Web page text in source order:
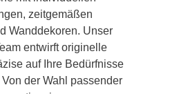
zeitgemäßen
Wanddekoren. Unser
entwirft originelle
auf Ihre Bedürfnisse
der Wahl passender